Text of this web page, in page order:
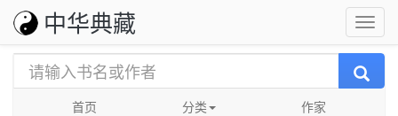
中华典藏
首页 分类 作家